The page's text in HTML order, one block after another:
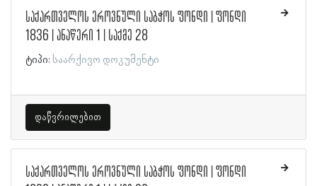
საქართველოს ეროვნული საბჭოს ფონდი | ფონდი
1836 | ანაწერი 1 | საქმე 28
ტიპი: საარქივო დოკუმენტი
დაწვრილებით
საქართველოს ეროვნული საბჭოს ფონდი | ფონდი